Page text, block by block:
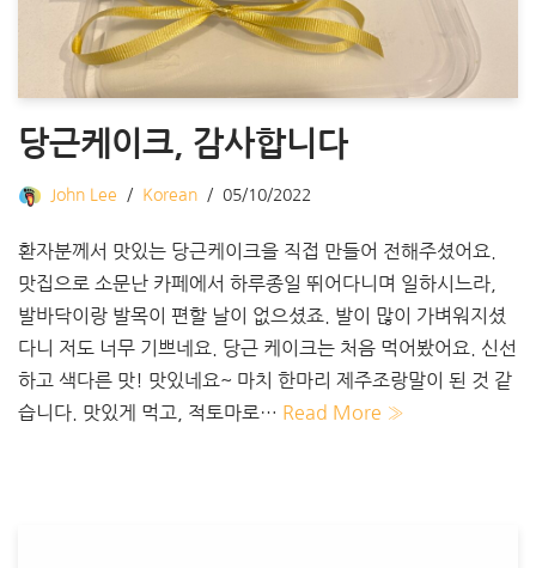
당근케이크, 감사합니다
John Lee Korean 05/10/2022
환자분께서 맛있는 당근케이크을 직접 만들어 전해주셨어요.
맛집으로 소문난 카페에서 하루종일 뛰어다니며 일하시느라,
발바닥이랑 발목이 편할 날이 없으셨죠. 발이 많이 가벼워지셨
다니 저도 너무 기쁘네요. 당근 케이크는 처음 먹어봤어요. 신선
하고 색다른 맛! 맛있네요~ 마치 한마리 제주조랑말이 된 것 같
습니다. 맛있게 먹고, 적토마로… Read More »